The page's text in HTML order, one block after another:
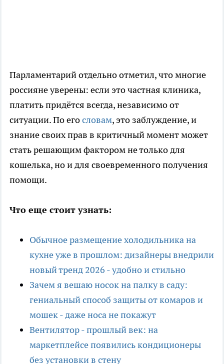
Парламентарий отдельно отметил, что многие
россияне уверены: если это частная клиника,
платить придётся всегда, независимо от
ситуации. По егословам, это заблуждение, и
знание своих прав в критичный момент может
стать решающим фактором не только для
кошелька, но и для своевременного получения
помощи.
Что еще стоит узнать:
Обычное размещение холодильника на
кухне уже в прошлом: дизайнеры внедрили
новый тренд 2026 - удобно и стильно
Зачем я вешаю носок на палку в саду:
гениальный способ защиты от комаров и
мошек - даже носа не покажут
Вентилятор - прошлый век: на
маркетплейсе появились кондиционеры
без установки в стену